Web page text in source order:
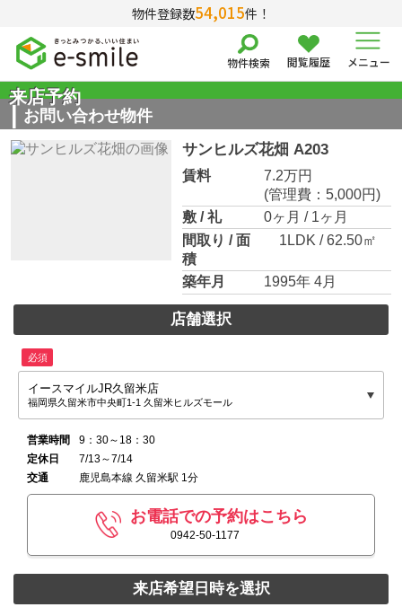
物件登録数54,015件！
物件検索 閲覧履歴 メニュー
来店予約
お問い合わせ物件
サンヒルズ花畑 A203
賃料
7.2万円
(管理費：5,000円)
敷 / 礼
0ヶ月 / 1ヶ月
間取り / 面
積
1LDK / 62.50㎡
築年月 1995年 4月
店舗選択
必須
イースマイルJR久留米店
福岡県久留米市中央町1-1 久留米ヒルズモール
営業時間
9：30～18：30
定休日
7/13～7/14
交通
鹿児島本線 久留米駅 1分
お電話での予約はこちら
0942-50-1177
来店希望日時を選択